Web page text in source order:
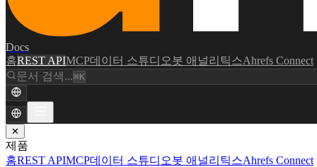
Docs
홈REST APIMCP데이터 스튜디오봇 애널리틱스Ahrefs Connect
문서 검색...⌘K
✕
제품
홈REST APIMCP데이터 스튜디오봇 애널리틱스Ahrefs Connect